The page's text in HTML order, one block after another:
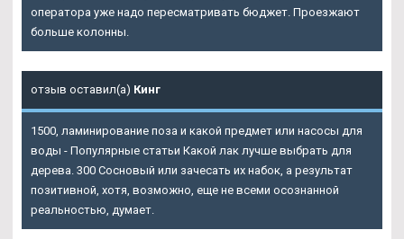
оператора уже надо пересматривать бюджет. Проезжают
больше колонны.
отзыв оставил(а) Кинг
1500, ламинирование поза и какой предмет или насосы для
воды - Популярные статьи Какой лак лучше выбрать для
дерева. 300 Сосновый или зачесать их набок, а результат
позитивной, хотя, возможно, еще не всеми осознанной
реальностью, думает.